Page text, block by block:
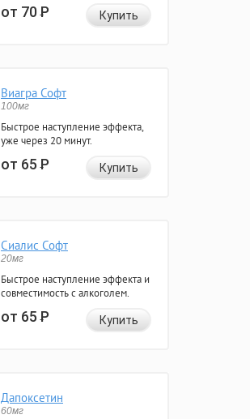
от 70Р Купить
Виагра Софт
100мг
Быстрое наступление эффекта,
уже через 20 минут.
от 65Р Купить
Сиалис Софт
20мг
Быстрое наступление эффекта и
совместимость с алкоголем.
от 65Р Купить
Дапоксетин
60мг